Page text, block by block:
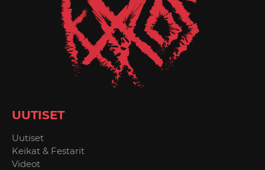
UUTISET
Uutiset
Keikat & Festarit
Videot